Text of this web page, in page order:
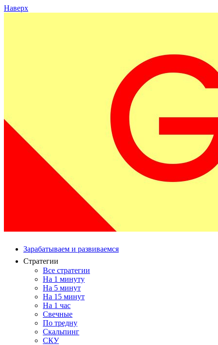
Наверх
Зарабатываем и развиваемся
Стратегии
Все стратегии
На 1 минуту
На 5 минут
На 15 минут
На 1 час
Свечные
По тредну
Скальпинг
СКУ